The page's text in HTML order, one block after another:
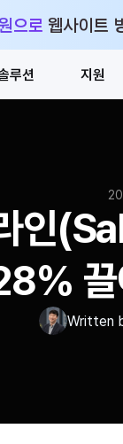
으로 웹사이트
루션 지원
인
끌
Written